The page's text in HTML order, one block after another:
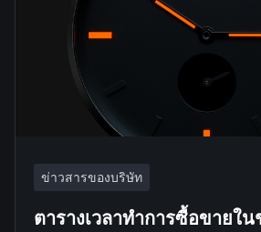
ข่าวสารของบริษัท
ตารางเวลาทำการซื้อขายใ